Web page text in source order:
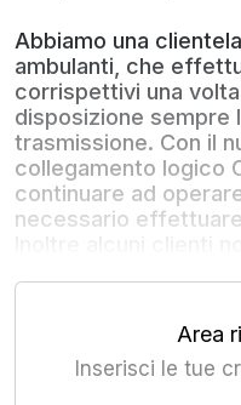
Abbiamo una
ambulanti, che
corrispettivi una
disposizione sempre
trasmissione. Con il
collegamento logico
continuare ad
necessario
Area
Inserisci le tue